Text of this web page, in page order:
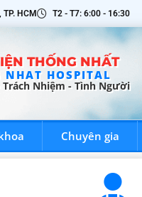
TP. HCM T2 - T7: 6:00 - 16:30
THỐNG NHẤT
NHAT HOSPITAL
Nhiệm - Tình Người
Chuyên gia